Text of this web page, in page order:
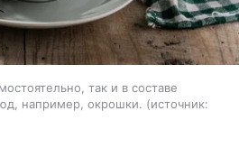
так и в составе
например, окрошки.
источник: